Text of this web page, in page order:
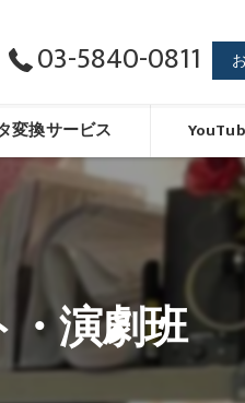
03-5840-0811
変換サービス
演劇班